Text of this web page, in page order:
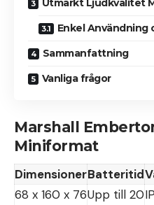
Enkel Användning
Sammanfattning
Vanliga frågor
Marshall
Miniformat
DimensionerBatteritid
68 x 160 x 76Upp till 20